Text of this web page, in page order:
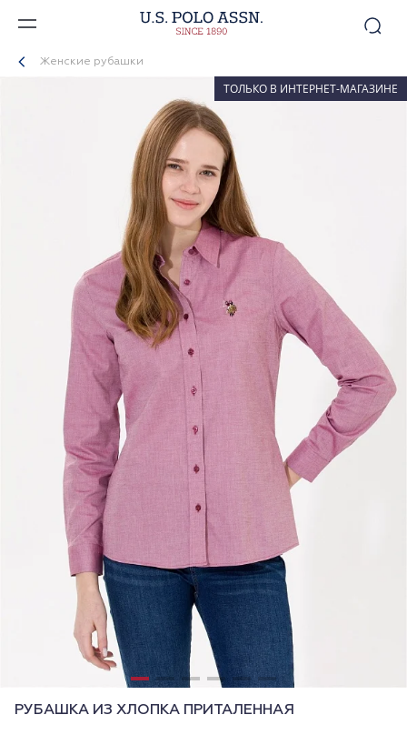
Женские рубашки
ТОЛЬКО В ИНТЕРНЕТ-МАГАЗИНЕ
РУБАШКА ИЗ ХЛОПКА ПРИТАЛЕННАЯ